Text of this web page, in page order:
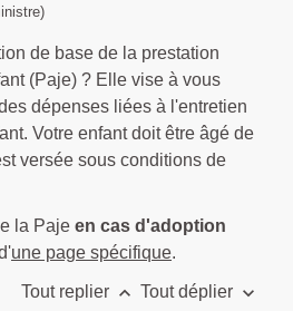
de base de la prestation
(Paje) ? Elle vise à vous
dépenses liées à l'entretien
Votre enfant doit être âgé de
versée sous conditions de
la Paje en cas d'adoption
une page spécifique.
Tout replier keyboard_arrow_up Tout déplier keyboard_arrow_down